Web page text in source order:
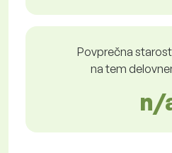
Povprečna
na tem
n/